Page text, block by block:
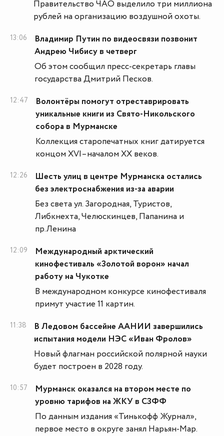
Правительство ЧАО выделило три миллиона
рублей на организацию воздушной охоты.
13:06
Владимир Путин по видеосвязи позвонит
Андрею Чибису в четверг
Об этом сообщил пресс-секретарь главы
государства Дмитрий Песков.
12:47
Волонтёры помогут отреставрировать
уникальные книги из Свято-Никольского
собора в Мурманске
Коллекция старопечатных книг датируется
концом XVI–началом XX веков.
12:26
Шесть улиц в центре Мурманска остались
без электроснабжения из-за аварии
Без света ул. Загородная, Туристов,
Либкнехта, Челюскинцев, Папанина и
пр.Ленина
12:09
Международный арктический
кинофестиваль «Золотой ворон» начал
работу на Чукотке
В международном конкурсе кинофестиваля
примут участие 11 картин.
11:38
В Ледовом бассейне ААНИИ завершились
испытания модели НЭС «Иван Фролов»
Новый флагман российской полярной науки
будет построен в 2028 году.
10:57
Мурманск оказался на втором месте по
уровню тарифов на ЖКУ в СЗФФ
По данным издания «Тинькофф Журнал»,
первое место в округе занял Нарьян-Мар.